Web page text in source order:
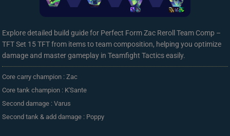
Explore detailed build guide for Perfect Form Zac Reroll Team Comp –
TFT Set 15 TFT from items to team composition, helping you optimize
damage and master gameplay in Teamfight Tactics easily.
Core carry champion : Zac
Core tank champion : K'Sante
Second damage : Varus
Second tank & add damage : Poppy